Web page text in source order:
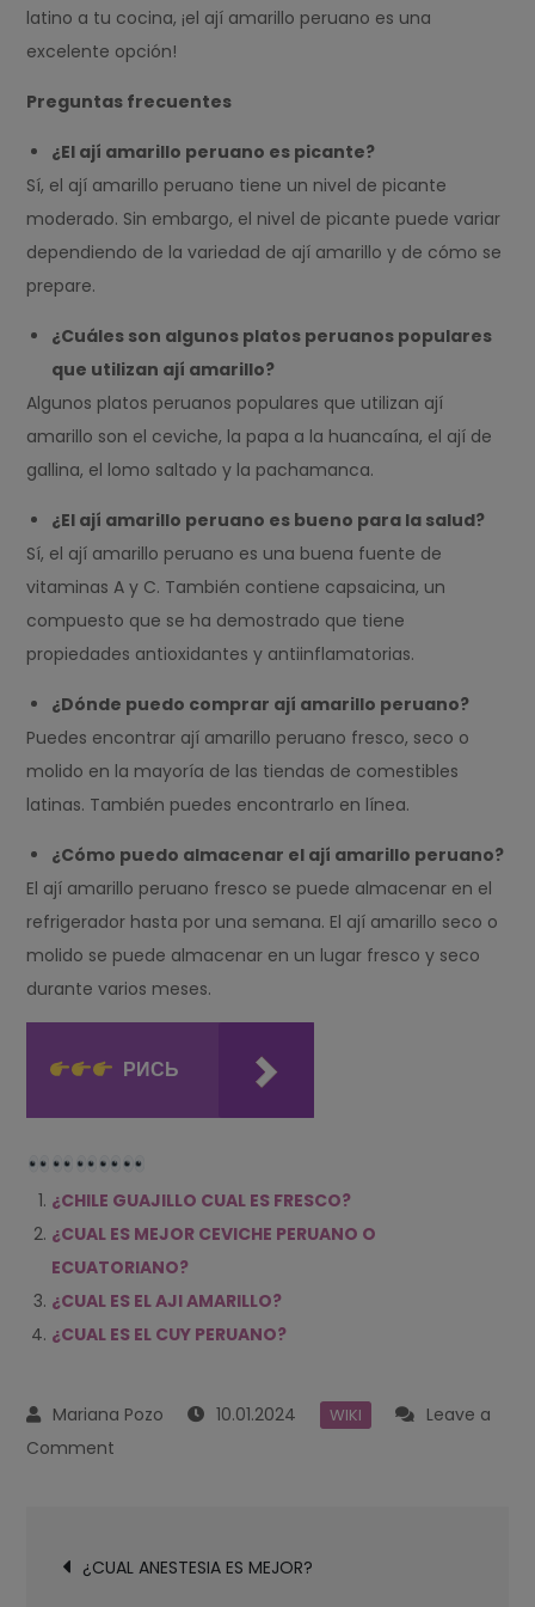
latino a tu cocina, ¡el ají amarillo peruano es una
excelente opción!
Preguntas frecuentes
¿El ají amarillo peruano es picante?
Sí, el ají amarillo peruano tiene un nivel de picante
moderado. Sin embargo, el nivel de picante puede variar
dependiendo de la variedad de ají amarillo y de cómo se
prepare.
¿Cuáles son algunos platos peruanos populares
que utilizan ají amarillo?
Algunos platos peruanos populares que utilizan ají
amarillo son el ceviche, la papa a la huancaína, el ají de
gallina, el lomo saltado y la pachamanca.
¿El ají amarillo peruano es bueno para la salud?
Sí, el ají amarillo peruano es una buena fuente de
vitaminas A y C. También contiene capsaicina, un
compuesto que se ha demostrado que tiene
propiedades antioxidantes y antiinflamatorias.
¿Dónde puedo comprar ají amarillo peruano?
Puedes encontrar ají amarillo peruano fresco, seco o
molido en la mayoría de las tiendas de comestibles
latinas. También puedes encontrarlo en línea.
¿Cómo puedo almacenar el ají amarillo peruano?
El ají amarillo peruano fresco se puede almacenar en el
refrigerador hasta por una semana. El ají amarillo seco o
molido se puede almacenar en un lugar fresco y seco
durante varios meses.
РИСЬ
¿CHILE GUAJILLO CUAL ES FRESCO?
¿CUAL ES MEJOR CEVICHE PERUANO O
ECUATORIANO?
¿CUAL ES EL AJI AMARILLO?
¿CUAL ES EL CUY PERUANO?
10.01.2024 WIKI
Leave a
Comment
AJI
de¿CUAL ANESTESIA ES MEJOR?